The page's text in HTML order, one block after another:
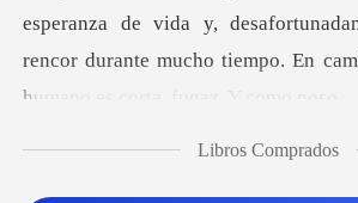
esperanza de vida y,
ren
Libros Comprados